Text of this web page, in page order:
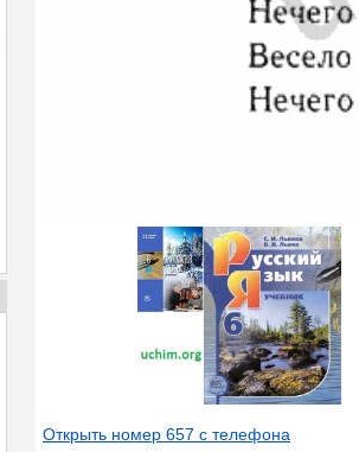
Открыть номер 657 с телефона